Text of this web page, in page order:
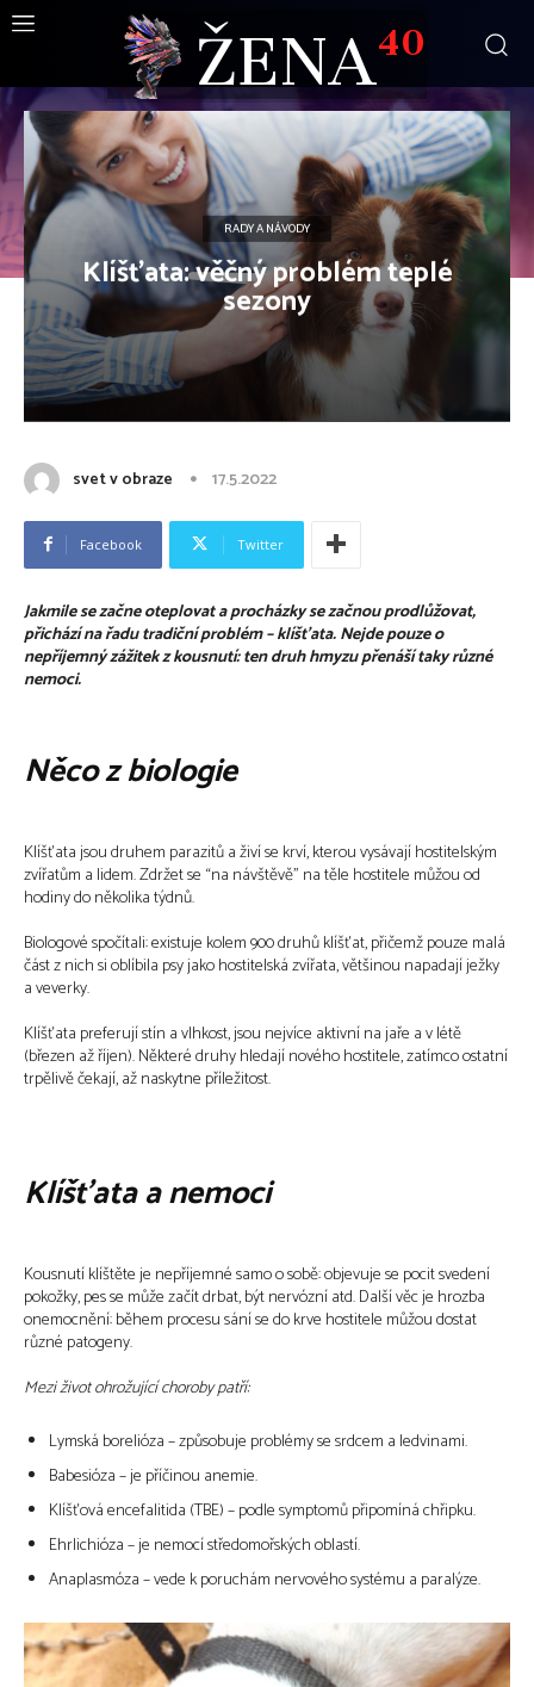
ŽENA40
RADY A NÁVODY
Klíšťata: věčný problém teplé
sezony
svet v obraze 17.5.2022
Facebook Twitter
Jakmile se začne oteplovat a procházky se začnou prodlůžovat,
přichází na řadu tradiční problém – klíšťata. Nejde pouze o
nepříjemný zážitek z kousnutí: ten druh hmyzu přenáší taky různé
nemoci.
Něco z biologie
Klíšťata jsou druhem parazitů a živí se krví, kterou vysávají hostitelským
zvířatům a lidem. Zdržet se “na návštěvě” na těle hostitele můžou od
hodiny do několika týdnů.
Biologové spočítali: existuje kolem 900 druhů klíšťat, přičemž pouze malá
část z nich si oblíbila psy jako hostitelská zvířata, většinou napadají ježky
a veverky.
Klíšťata preferují stín a vlhkost, jsou nejvíce aktivní na jaře a v létě
(březen až říjen). Některé druhy hledají nového hostitele, zatímco ostatní
trpělivě čekají, až naskytne příležitost.
Klíšťata a nemoci
Kousnutí klíštěte je nepříjemné samo o sobě: objevuje se pocit svedení
pokožky, pes se může začít drbat, být nervózní atd. Další věc je hrozba
onemocnění: během procesu sání se do krve hostitele můžou dostat
různé patogeny.
Mezi život ohrožující choroby patří:
Lymská borelióza – způsobuje problémy se srdcem a ledvinami.
Babesióza – je příčinou anemie.
Klíšťová encefalitida (TBE) – podle symptomů připomíná chřipku.
Ehrlichióza – je nemocí středomořských oblastí.
Anaplasmóza – vede k poruchám nervového systému a paralýze.